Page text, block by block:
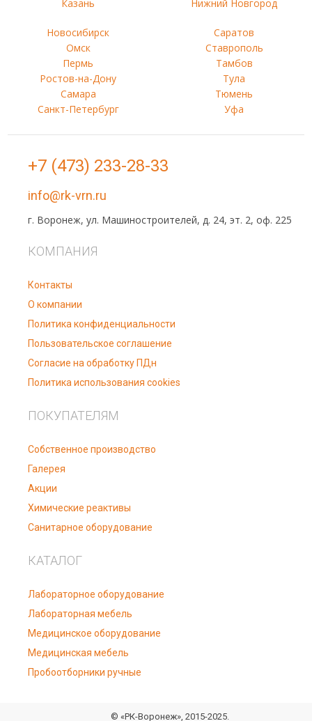
Казань
Нижний Новгород
Новосибирск
Омск
Пермь
Ростов-на-Дону
Самара
Санкт-Петербург
Саратов
Ставрополь
Тамбов
Тула
Тюмень
Уфа
+7 (473) 233-28-33
info@rk-vrn.ru
г. Воронеж, ул. Машиностроителей, д. 24, эт. 2, оф. 225
КОМПАНИЯ
Контакты
О компании
Политика конфиденциальности
Пользовательское соглашение
Согласие на обработку ПДн
Политика использования cookies
ПОКУПАТЕЛЯМ
Собственное производство
Галерея
Акции
Химические реактивы
Санитарное оборудование
КАТАЛОГ
Лабораторное оборудование
Лабораторная мебель
Медицинское оборудование
Медицинская мебель
Пробоотборники ручные
© «РК-Воронеж», 2015-2025.